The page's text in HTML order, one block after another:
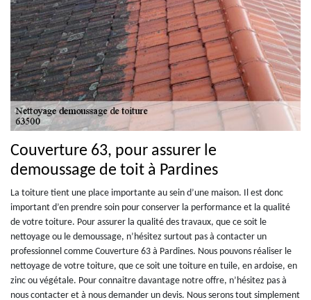
Couverture 63, pour assurer le
demoussage de toit à Pardines
La toiture tient une place importante au sein d’une maison. Il est donc
important d’en prendre soin pour conserver la performance et la qualité
de votre toiture. Pour assurer la qualité des travaux, que ce soit le
nettoyage ou le demoussage, n’hésitez surtout pas à contacter un
professionnel comme Couverture 63 à Pardines. Nous pouvons réaliser le
nettoyage de votre toiture, que ce soit une toiture en tuile, en ardoise, en
zinc ou végétale. Pour connaitre davantage notre offre, n’hésitez pas à
nous contacter et à nous demander un devis. Nous serons tout simplement